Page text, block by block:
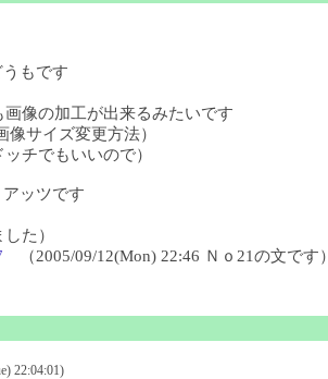
もです
像の加工が出来るみたいです
サイズ変更方法）
チでもいいので）
ッツです
た）
（2005/09/12(Mon) 22:46 Ｎｏ21の文です）
22:04:01)